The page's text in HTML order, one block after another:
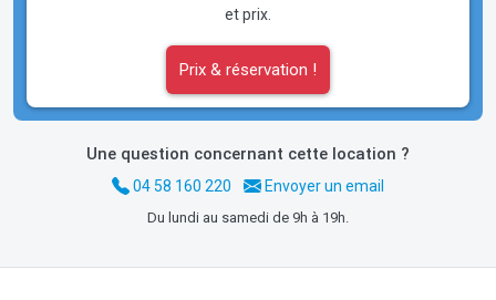
et prix.
Prix & réservation !
Une question concernant cette location ?
04 58 160 220 Envoyer un email
Du lundi au samedi de 9h à 19h.